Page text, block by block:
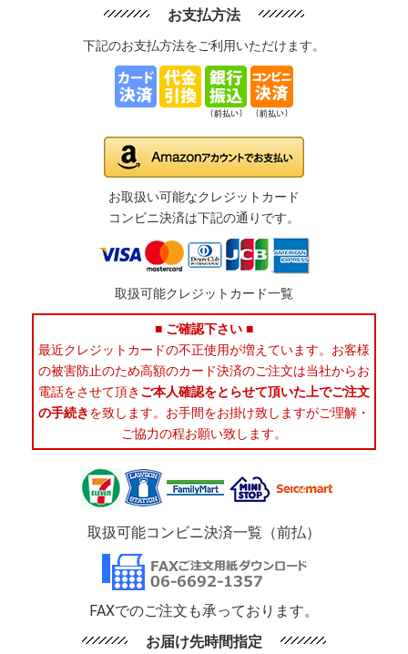
お支払方法
下記のお支払方法をご利用いただけます。
お取扱い可能なクレジットカード
コンビニ決済は下記の通りです。
取扱可能クレジットカード一覧
■ ご確認下さい ■
最近クレジットカードの不正使用が増えています。お客様
の被害防止のため高額のカード決済のご注文は当社からお
電話をさせて頂き ご本人確認をとらせて頂いた上でご注文
の手続きを致します。お手間をお掛け致しますがご理解・
ご協力の程お願い致します。
取扱可能コンビニ決済一覧（前払）
FAXでのご注文も承っております。
お届け先時間指定